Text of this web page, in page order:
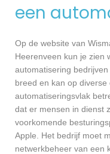
een
Op de website van
Heerenveen kun je zien
automatisering
breed en kan op
automatiseringsvlak
dat er mensen in dienst
voorkomende
Apple. Het bedrijf moet
netwerkbeheer van een